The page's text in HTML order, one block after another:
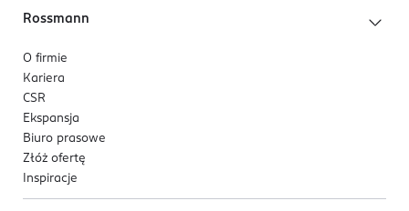
Rossmann
O firmie
Kariera
CSR
Ekspansja
Biuro prasowe
Złóż ofertę
Inspiracje